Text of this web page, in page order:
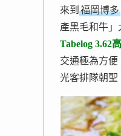
來到 福岡博多
產黑毛和牛」
Tabelog 3.62
交通極為方
光客排隊朝聖